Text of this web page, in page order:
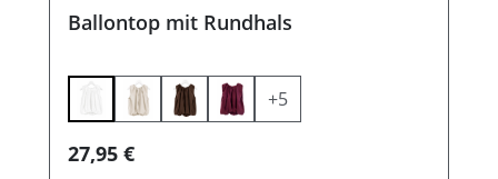
Ballontop mit Rundhals
+5
Regulärer Preis:
27,95 €